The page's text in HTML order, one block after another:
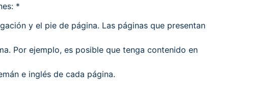
*
y el pie de página. Las páginas que presentan
Por ejemplo, es posible que tenga contenido en
e inglés de cada página.